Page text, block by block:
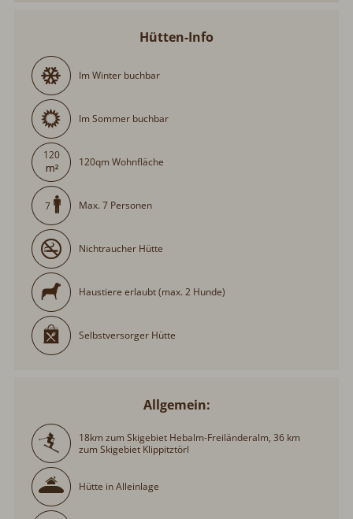
Hütten-Info
Im Winter buchbar
Im Sommer buchbar
120
120qm Wohnfläche
7 Max. 7 Personen
Nichtraucher Hütte
Haustiere erlaubt (max. 2 Hunde)
Selbstversorger Hütte
Allgemein:
18km zum Skigebiet Hebalm-Freiländeralm, 36 km
zum Skigebiet Klippitztörl
Hütte in Alleinlage